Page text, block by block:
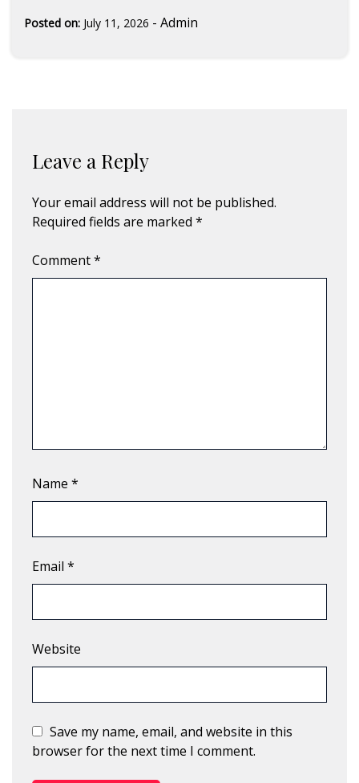
Posted on: July 11, 2026 - Admin
Leave a Reply
Your email address will not be published.
Required fields are marked *
Comment*
Name *
Email *
Website
Save my name, email, and website in this
browser for the next time I comment.